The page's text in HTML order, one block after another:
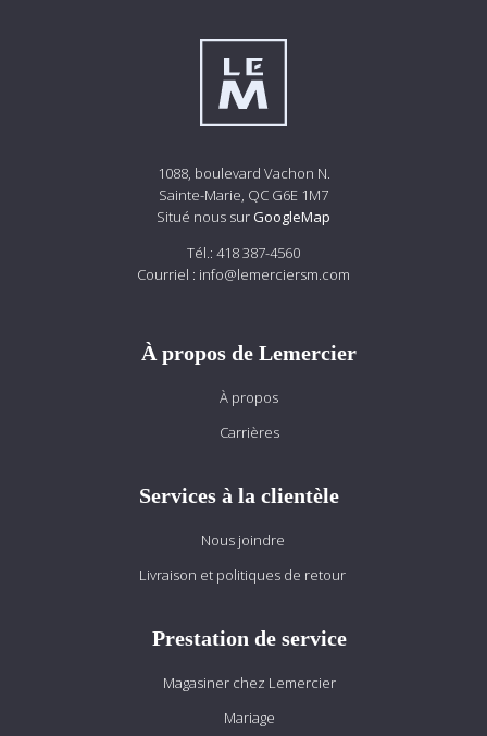
1088, boulevard Vachon N.
Sainte-Marie, QC G6E 1M7
Situé nous sur GoogleMap
Tél.: 418 387-4560
Courriel : info@lemerciersm.com
À propos de Lemercier
À propos
Carrières
Services à la clientèle
Nous joindre
Livraison et politiques de retour
Prestation de service
Magasiner chez Lemercier
Mariage